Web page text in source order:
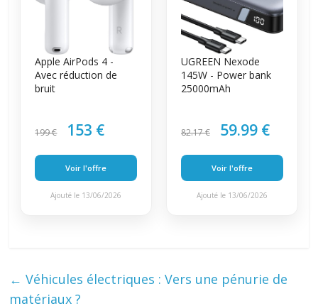
Apple AirPods 4 -
Avec réduction de
bruit
199 € 153 €
Voir l'offre
Ajouté le 13/06/2026
UGREEN Nexode
145W - Power bank
25000mAh
82.17 € 59.99 €
Voir l'offre
Ajouté le 13/06/2026
← Véhicules électriques : Vers une pénurie de
matériaux ?